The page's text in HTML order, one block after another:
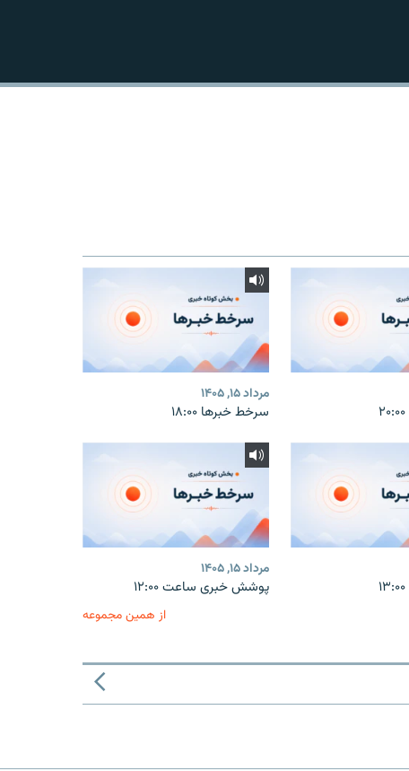
مرداد ۱۵, ۱۴۰۵
سرخط خبرها ۱۸:۰۰
مرداد ۱۵, ۱۴۰۵
پوشش خبری ساعت ۱۲:۰۰
از همین مجموعه